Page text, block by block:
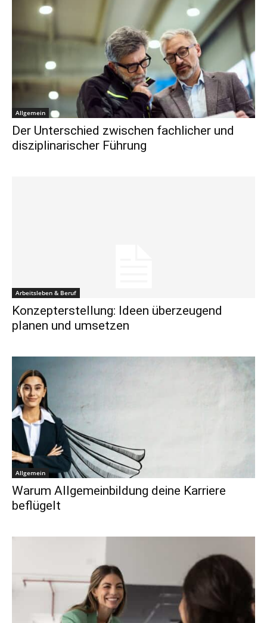
Allgemein
Der Unterschied zwischen fachlicher und
disziplinarischer Führung
Arbeitsleben & Beruf
Konzepterstellung: Ideen überzeugend
planen und umsetzen
Allgemein
Warum Allgemeinbildung deine Karriere
beflügelt